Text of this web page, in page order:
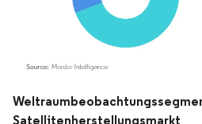
Bild © Mordor Intelligence.
Satellitenherstellungsmarkt